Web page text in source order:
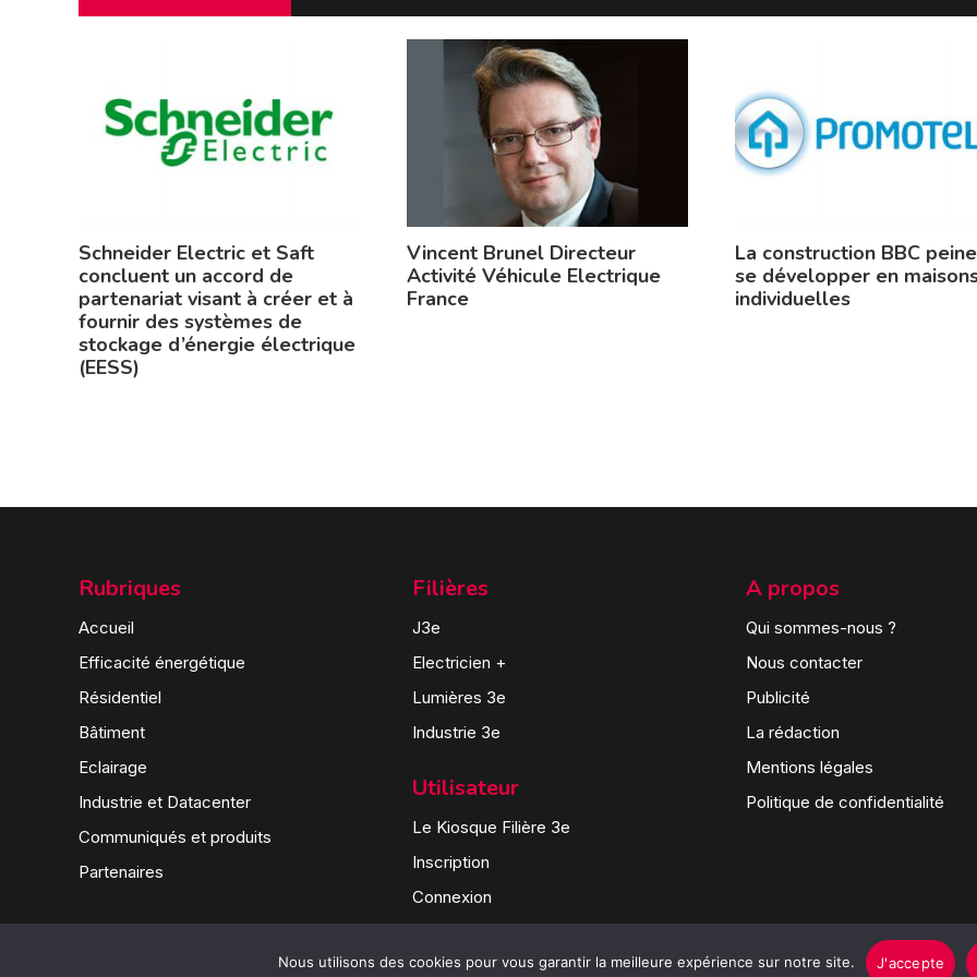
Schneider Electric et Saft
concluent un accord de
partenariat visant à créer et à
fournir des systèmes de
stockage d’énergie électrique
(EESS)
Vincent Brunel Directeur
Activité Véhicule Electrique
France
La construction BBC
se développer en
individuelles
Rubriques
Accueil
Efficacité énergétique
Résidentiel
Bâtiment
Eclairage
Industrie et Datacenter
Communiqués et produits
Partenaires
Filières
J3e
Electricien +
Lumières 3e
Industrie 3e
Utilisateur
Le Kiosque Filière 3e
Inscription
Connexion
A propos
Qui sommes-nous ?
Nous contacter
Publicité
La rédaction
Mentions légales
Politique de confidentialité
Nous utilisons des cookies pour vous garantir la meilleure expérience sur notre site. J'accepte